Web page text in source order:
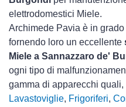
elettrodomestici Miele.
Archimede Pavia è in
fornendo loro un eccellente
Miele a Sannazzaro de'
ogni tipo di
gamma di apparecchi quali,
Lavastoviglie, Frigoriferi,